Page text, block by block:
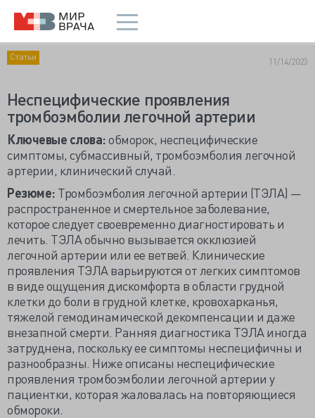
Статьи 11/14/2023
Неспецифические проявления
тромбоэмболии легочной артерии
Ключевые слова:обморок, неспецифические
симптомы, субмассивный, тромбоэмболия легочной
артерии, клинический случай.
Резюме: Тромбоэмболия легочной артерии (ТЭЛА) —
распространенное и смертельное заболевание,
которое следует своевременно диагностировать и
лечить. ТЭЛА обычно вызывается окклюзией
легочной артерии или ее ветвей. Клинические
проявления ТЭЛА варьируются от легких симптомов
в виде ощущения дискомфорта в области грудной
клетки до боли в грудной клетке, кровохарканья,
тяжелой гемодинамической декомпенсации и даже
внезапной смерти. Ранняя диагностика ТЭЛА иногда
затруднена, поскольку ее симптомы неспецифичны и
разнообразны. Ниже описаны неспецифические
проявления тромбоэмболии легочной артерии у
пациентки, которая жаловалась на повторяющиеся
обмороки.